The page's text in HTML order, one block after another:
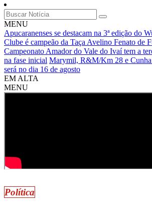
MENU
Apucaranenses se destacam na 3ª edição do
Clube é campeão da Taça Avelino Fenato de
Campeonato Amador do Vale do Ivaí tem a
na fase inicial Marymil, R&M/Km 28 e
será no dia 16 de agosto
EM ALTA
MENU
Política